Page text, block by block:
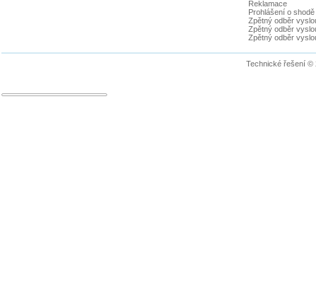
Reklamace
Prohlášení o shodě
Zpětný odběr
Zpětný odběr
Zpětný odběr
Technické řešení ©